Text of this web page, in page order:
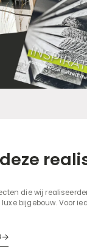
die wij
bijgebouw. Voor